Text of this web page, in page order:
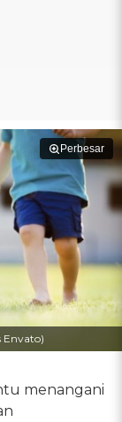
Perbesar
Envato)
menangani